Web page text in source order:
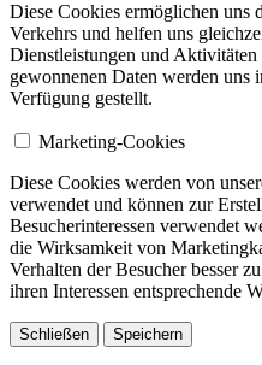
Diese Cookies ermöglichen uns
Verkehrs und helfen uns
Dienstleistungen und
gewonnenen Daten werden uns
Verfügung gestellt.
Marketing-Cookies
Diese Cookies werden von
verwendet und können zur
Besucherinteressen verwendet
die Wirksamkeit von
Verhalten der Besucher besser
ihren Interessen entsprechende
Schließen Speichern